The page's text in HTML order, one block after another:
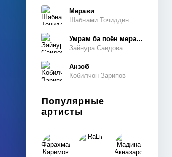
Мерави
Шабнами Точиддин
Умрам ба поён мерасад
Зайнура Саидова
Анзоб
Кобилчон Зарипов
Популярные
артисты